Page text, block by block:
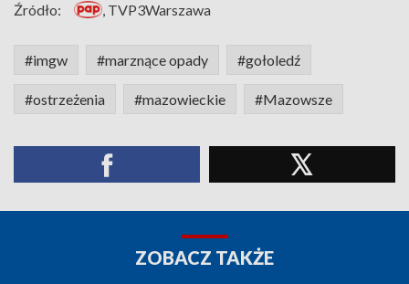
Źródło: , TVP3Warszawa
#imgw #marznące opady #gołoledź
#ostrzeżenia #mazowieckie #Mazowsze
ZOBACZ TAKŻE